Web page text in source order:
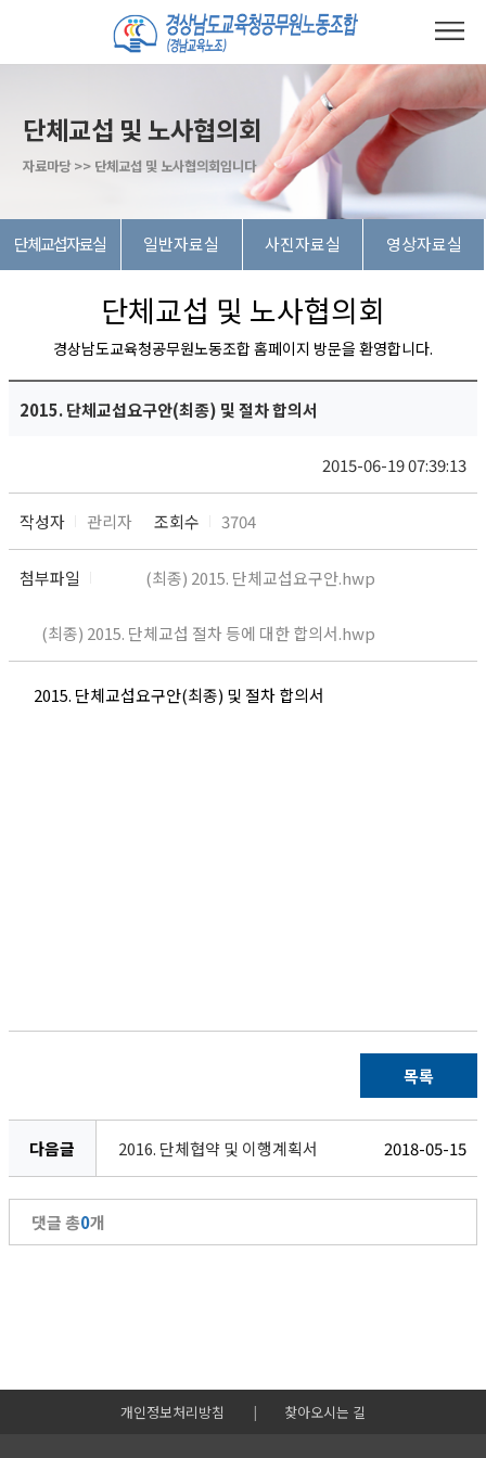
단체교섭 및 노사협의회
자료마당 >> 단체교섭 및 노사협의회입니다
단체교섭자료실 일반자료실 사진자료실 영상자료실
단체교섭 및 노사협의회
경상남도교육청공무원노동조합 홈페이지 방문을 환영합니다.
2015. 단체교섭요구안(최종) 및 절차 합의서
2015-06-19 07:39:13
작성자 관리자 조회수 3704
첨부파일 (최종) 2015. 단체교섭요구안.hwp
(최종) 2015. 단체교섭 절차 등에 대한 합의서.hwp
2015. 단체교섭요구안(최종) 및 절차 합의서
목록
다음글 2016. 단체협약 및 이행계획서 2018-05-15
댓글 총0개
개인정보처리방침 | 찾아오시는 길